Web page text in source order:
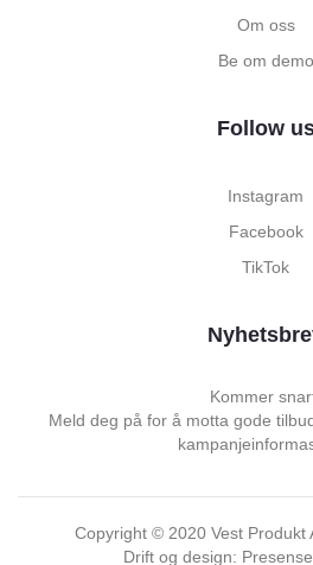
Om oss
Be om demo
Follow
Instagram
Facebook
TikTok
Kommer
Meld deg på for å motta gode
Copyright © 2020 Vest Produkt
Drift og design: